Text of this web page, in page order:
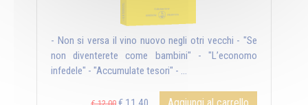
- Non si versa il vino nuovo negli otri vecchi - "Se
non diventerete come bambini" - "L’economo
infedele" - "Accumulate tesori" - ...